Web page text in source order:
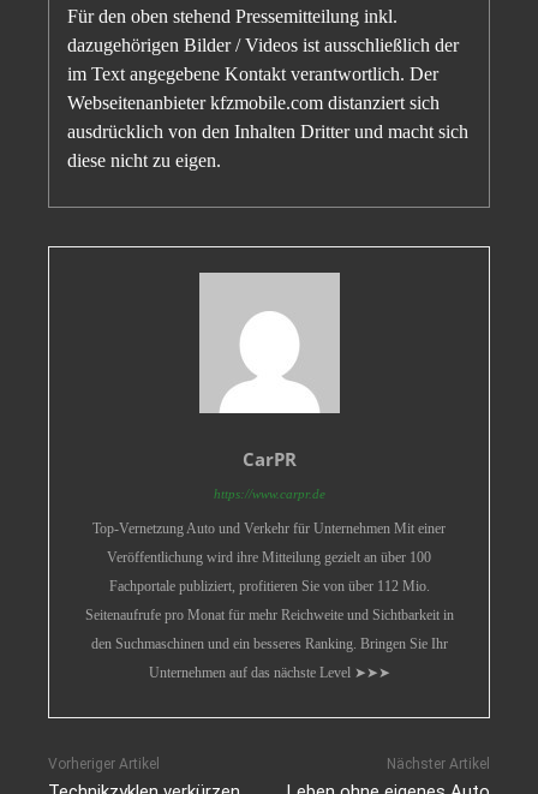
Für den oben stehend Pressemitteilung inkl.
dazugehörigen Bilder / Videos ist ausschließlich der
im Text angegebene Kontakt verantwortlich. Der
Webseitenanbieter kfzmobile.com distanziert sich
ausdrücklich von den Inhalten Dritter und macht sich
diese nicht zu eigen.
CarPR
https://www.carpr.de
Top-Vernetzung Auto und Verkehr für Unternehmen Mit einer
Veröffentlichung wird ihre Mitteilung gezielt an über 100
Fachportale publiziert, profitieren Sie von über 112 Mio.
Seitenaufrufe pro Monat für mehr Reichweite und Sichtbarkeit in
den Suchmaschinen und ein besseres Ranking. Bringen Sie Ihr
Unternehmen auf das nächste Level ➤➤➤
Vorheriger Artikel Nächster Artikel